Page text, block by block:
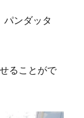
ンダッタ
ることがで